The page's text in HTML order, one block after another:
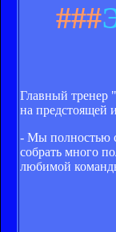
###
Главный тренер
на предстоящей
- Мы полностью
собрать много
любимой